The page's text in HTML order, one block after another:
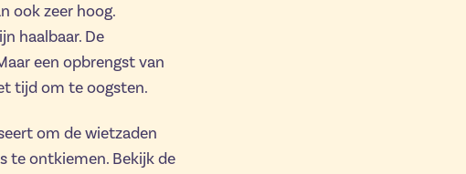
ook zeer hoog.
haalbaar. De
een opbrengst van
tijd om te oogsten.
om de wietzaden
te ontkiemen. Bekijk de